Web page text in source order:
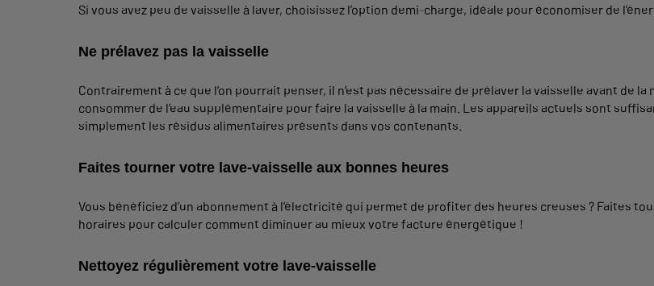
Si vous avez peu de vaisselle à laver, choisissez l’option demi-charge, idéale pour économiser de
Ne prélavez pas la vaisselle
Contrairement à ce que l’on pourrait penser, il n’est pas nécessaire de prélaver la vaisselle avant de
consommer de l’eau supplémentaire pour faire la vaisselle à la main. Les appareils actuels sont
simplement les résidus alimentaires présents dans vos contenants.
Faites tourner votre lave-vaisselle aux bonnes heures
Vous bénéficiez d’un abonnement à l’électricité qui permet de profiter des heures creuses ? Faites
horaires pour calculer comment diminuer au mieux votre facture énergétique !
Nettoyez régulièrement votre lave-vaisselle